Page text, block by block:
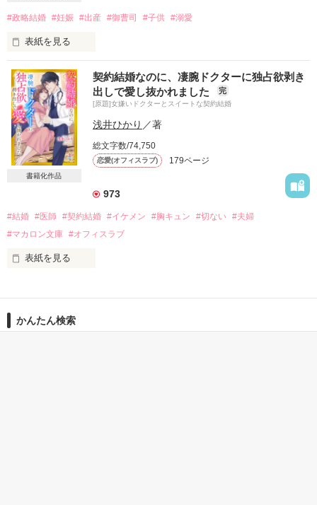
そうなって初めて知ったのは、
そして十年後。
深冬は若きホテル王として再び杏香の前に姿を見せる。
「お前の中では終わったかもしれないが、
俺の中では終わることすらできていない。
それに――終わらせたくない」
十年間、忘れられずに想い続けていたのは杏香だけではなかっ
た。
誤解を解き、再びやり直そうとするふたりだが……。
愛しているのに踏み込めず、
香。
「全部くれてやる。俺はお前のものだ。これから一生、永遠
に」
#政略結婚 #妊娠 #出産 #御曹司 #子供 #溺愛
表紙を見る
潰れそうな和菓子店の看板娘の私が
大手洋菓子メーカーの御曹司から、突然のプロポーズ。
「政略結婚だと思っていただければ」
愛はないと宣言されたも同然の結婚なのに
赤ちゃんを授かり、つわりで苦しむ私に
どうしてこんなに優しくするの？
仕事人間だったはずの彼が
書籍化作品
契約結婚なのに、凄腕ドクターに独占欲剥き
出しで愛し抜かれました
完
[原題]女嫌いドクターとスイートな契約結婚
浅井ひかり ／著
総文字数/74,750
恋愛(オフィスラブ) 179ページ
973
#結婚 #医師 #契約結婚 #イケメン #胸キュン #切ない #夫婦
#マカロン文庫 #オフィスラブ
表紙を見る
相沢凛（28）
かんたん検索